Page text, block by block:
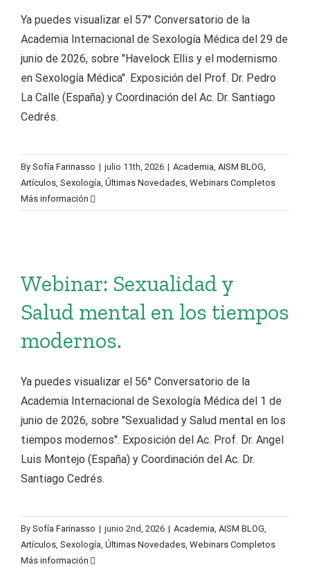
Ya puedes visualizar el 57° Conversatorio de la
Academia Internacional de Sexología Médica del 29 de
junio de 2026, sobre "Havelock Ellis y el modernismo
en Sexología Médica". Exposición del Prof. Dr. Pedro
La Calle (España) y Coordinación del Ac. Dr. Santiago
Cedrés.
By Sofía Farinasso | julio 11th, 2026 | Academia, AISM BLOG,
Artículos, Sexología, Últimas Novedades, Webinars Completos
Más información
Webinar: Sexualidad y
Salud mental en los tiempos
modernos.
Ya puedes visualizar el 56° Conversatorio de la
Academia Internacional de Sexología Médica del 1 de
junio de 2026, sobre "Sexualidad y Salud mental en los
tiempos modernos". Exposición del Ac. Prof. Dr. Angel
Luis Montejo (España) y Coordinación del Ac. Dr.
Santiago Cedrés.
By Sofía Farinasso | junio 2nd, 2026 | Academia, AISM BLOG,
Artículos, Sexología, Últimas Novedades, Webinars Completos
Más información